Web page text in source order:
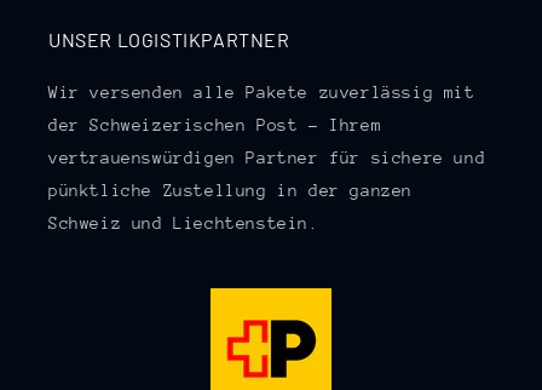
UNSER LOGISTIKPARTNER
Wir versenden alle Pakete zuverlässig mit
der Schweizerischen Post – Ihrem
vertrauenswürdigen Partner für sichere und
pünktliche Zustellung in der ganzen
Schweiz und Liechtenstein.